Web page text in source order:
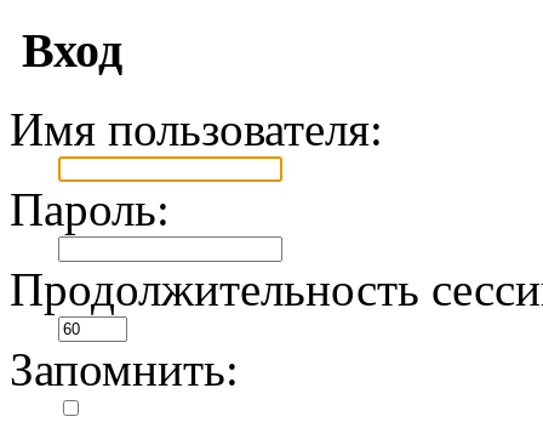
Вход
Имя пользователя:
Пароль:
Продолжительность
Запомнить: